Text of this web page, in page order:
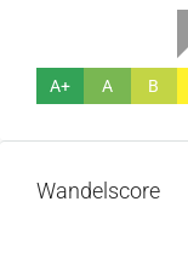
A+ A B
Wandelscore